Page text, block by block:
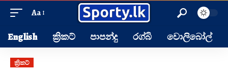
Aa
English ක්‍රිකට් පාපන්දු රග්බි වොලිබෝල්
ක්‍රිකට්